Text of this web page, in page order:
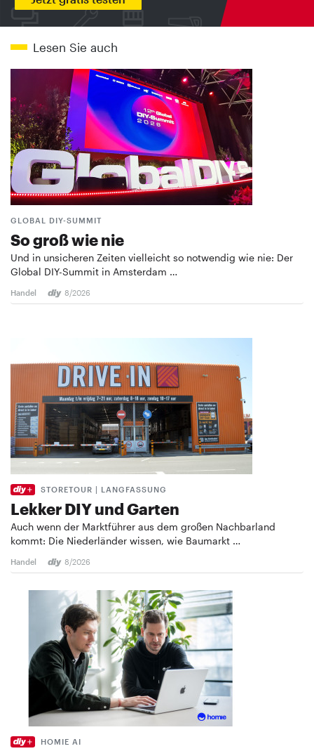
Lesen Sie auch
GLOBAL DIY-SUMMIT
So groß wie nie
Und in unsicheren Zeiten vielleicht so notwendig wie nie: Der
Global DIY-Summit in Amsterdam …
Handel 8/2026
STORETOUR | LANGFASSUNG
Lekker DIY und Garten
Auch wenn der Marktführer aus dem großen Nachbarland
kommt: Die Niederländer wissen, wie Baumarkt …
Handel 8/2026
HOMIE AI